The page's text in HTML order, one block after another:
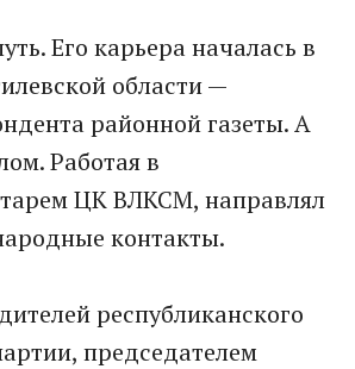
Его карьера началась в
области —
районной газеты. А
Работая в
ЦК ВЛКСМ, направлял
контакты.
республиканского
председателем